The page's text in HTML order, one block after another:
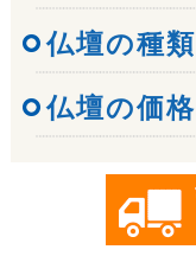
仏壇の種類
仏壇の価格